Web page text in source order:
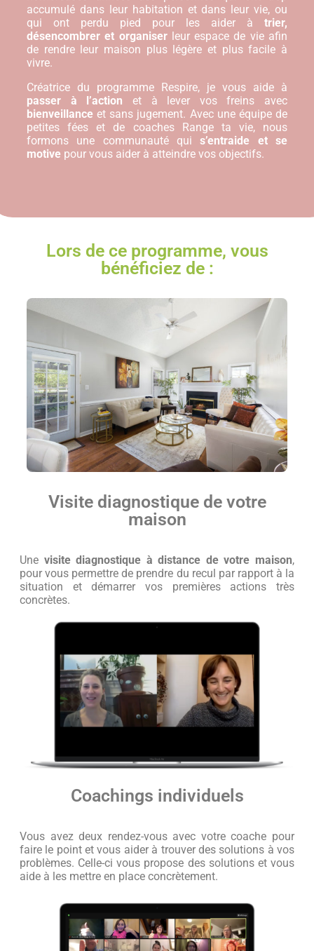
accumulé dans leur habitation et dans leur vie, ou
qui ont perdu pied pour les aider à trier,
désencombrer et organiserleur espace de vie afin
de rendre leur maison plus légère et plus facile à
vivre.
Créatrice du programme Respire, je vous aide à
passer à l’action et à lever vos freins avec
bienveillance et sans jugement. Avec une équipe de
petites fées et de coaches Range ta vie, nous
formons une communauté quis’entraide et se
motive pour vous aider à atteindre vos objectifs.
Lors de ce programme, vous
bénéficiez de :
Visite diagnostique de votre
maison
Une visite diagnostique à distance de votre maison,
pour vous permettre de prendre du recul par rapport à la
situation et démarrer vos premières actions très
concrètes.
Coachings individuels
Vous avez deux rendez-vous avec votre coache pour
faire le point et vous aider à trouver des solutions à vos
problèmes. Celle-ci vous propose des solutions et vous
aide à les mettre en place concrètement.